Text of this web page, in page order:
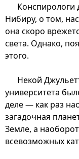
Конспирологи
Нибиру, о том,
она скоро
света. Однако,
этого.
Некой
университета
деле — как раз
загадочная
Земле, а
всевозможных